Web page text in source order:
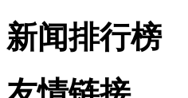
新闻排行榜